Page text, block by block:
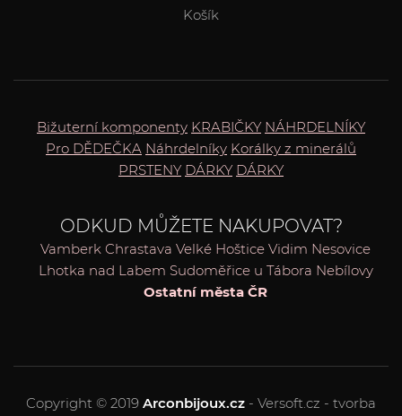
Košík
Bižuterní komponenty KRABIČKY NÁHRDELNÍKY
Pro DĚDEČKA Náhrdelníky Korálky z minerálů
PRSTENY DÁRKY DÁRKY
ODKUD MŮŽETE NAKUPOVAT?
Vamberk Chrastava Velké Hoštice Vidim Nesovice
Lhotka nad Labem Sudoměřice u Tábora Nebílovy
Ostatní města ČR
Copyright © 2019 Arconbijoux.cz - Versoft.cz - tvorba